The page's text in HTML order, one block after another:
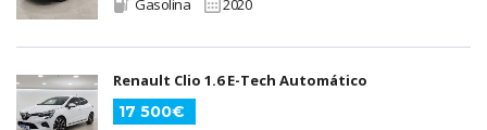
Gasolina
2020
Renault Clio 1.6 E-Tech Automático
17 500€